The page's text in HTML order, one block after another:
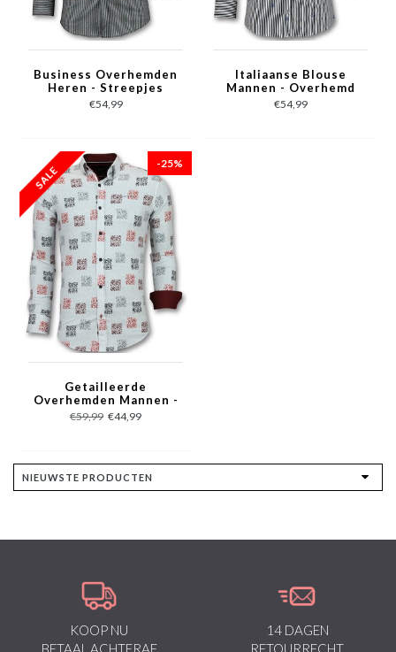
Business Overhemden
Heren - Streepjes
Blouse - 3030 - Grijs
€54,99
Italiaanse Blouse
Mannen - Overhemd
met Streepjes - 3026 -
Wit
€54,99
-25%
Getailleerde
Overhemden Mannen -
Bloemen Blouse
Heren - 3012 - Wit
€59,99 €44,99
KOOP NU
BETAAL ACHTERAF
14 DAGEN
RETOURRECHT